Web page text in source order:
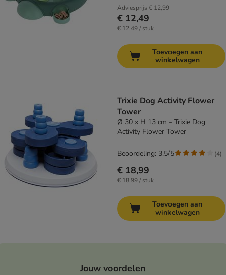
Adviesprijs € 12,99
€ 12,49
€ 12,49 / stuk
Toevoegen aan
winkelwagen
Trixie Dog Activity Flower
Tower
Ø 30 x H 13 cm - Trixie Dog
Activity Flower Tower
€ 18,99
€ 18,99 / stuk
Beoordeling: 3.5/5 (4)
Toevoegen aan
winkelwagen
Jouw voordelen